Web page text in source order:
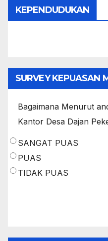
KEPENDUDUKAN
SURVEY KEPUASAN
Bagaimana Menurut
Kantor Desa Dajan
SANGAT PUAS
PUAS
TIDAK PUAS